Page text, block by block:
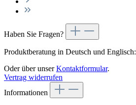
Haben Sie Fragen?
Produktberatung in Deutsch und Englisch:
Oder über unserKontaktformular.
Vertrag widerrufen
Informationen